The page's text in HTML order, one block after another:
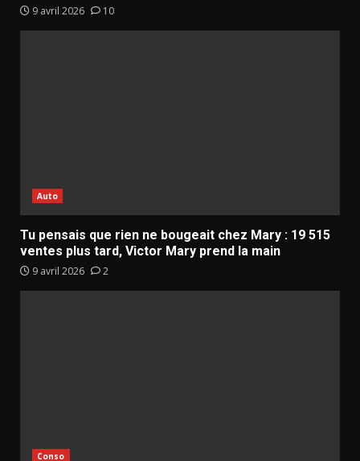
9 avril 2026 10
Auto
Tu pensais que rien ne bougeait chez Mary : 19 515
ventes plus tard, Victor Mary prend la main
9 avril 2026 2
Conso